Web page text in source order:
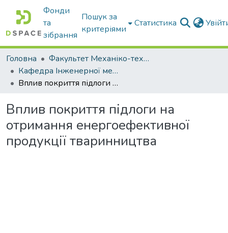
Фонди
та
зібрання
Пошук за
критеріями
Статистика
Головна
Факультет Механіко-технологічний
Кафедра Інженерної механіки та комп'ютерного проектування
Вплив покриття підлоги на отримання енергоефективної продукції тваринництва
Вплив покриття підлоги на
отримання енергоефективної
продукції тваринництва